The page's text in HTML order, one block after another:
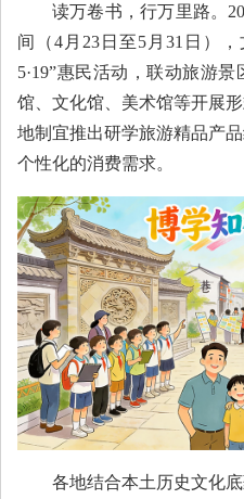
读万卷书，行万里路。
间（4月23日至5月31日）
5·19”惠民活动，联动旅游
馆、文化馆、美术馆等开展
地制宜推出研学旅游精品产
个性化的消费需求。
各地结合本土历史文化